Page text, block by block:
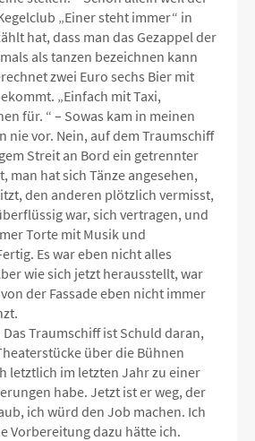
„Einer steht immer“ in
hat, dass man das Gezappel der
als tanzen bezeichnen kann
zwei Euro sechs Bier mit
„Einfach mit Taxi,
für. “ – Sowas kam in meinen
nie vor. Nein, auf dem Traumschiff
Streit an Bord ein getrennter
man hat sich Tänze angesehen,
den anderen plötzlich vermisst,
war, sich vertragen, und
Torte mit Musik und
Es war eben nicht alles
wie sich jetzt herausstellt, war
der Fassade eben nicht immer
Traumschiff ist Schuld daran,
über die Bühnen
letztlich im letzten Jahr zu einer
habe. Jetzt ist er weg, der
ich würd den Job machen. Ich
Vorbereitung dazu hätte ich.